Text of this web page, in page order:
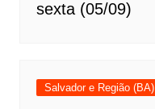
sexta (05/09)
Salvador e Região (BA)